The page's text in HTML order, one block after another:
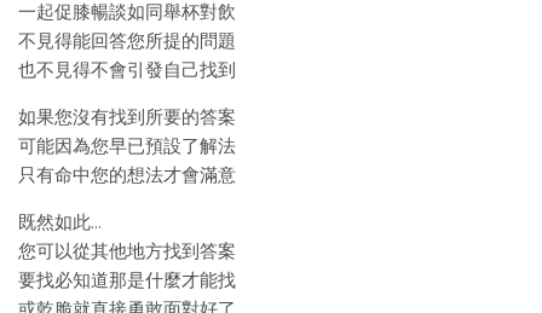
一起促膝暢談如同舉杯對飲
不見得能回答您所提的問題
也不見得不會引發自己找到
如果您沒有找到所要的答案
可能因為您早已預設了解法
只有命中您的想法才會滿意
既然如此…
您可以從其他地方找到答案
要找必知道那是什麼才能找